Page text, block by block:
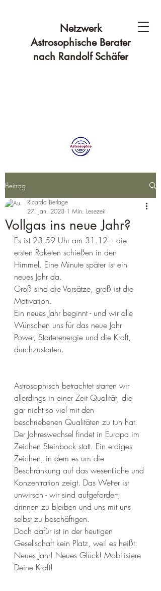
Netzwerk
Astrosophische Berater
nach Randolf Schäfer
Beitrag
Vollgas ins neue Jahr?
Ricarda Berlage
27. Jan. 2023 1 Min. Lesezeit
Es ist 23.59 Uhr am 31.12. - die
ersten Raketen schießen in den
Himmel. Eine Minute später ist ein
neues Jahr da.
Groß sind die Vorsätze, groß ist die
Motivation.
Ein neues Jahr beginnt - und wir alle
Wünschen uns für das neue Jahr
Power, Starterenergie und die Kraft,
durchzustarten.
Astrosophisch betrachtet starten wir
allerdings in einer Zeit Qualität, die
gar nicht so viel mit den
beschriebenen Qualitäten zu tun hat.
Der Jahreswechsel findet in Europa im
Zeichen Steinbock statt. Ein erdiges
Zeichen, in dem es um die
Beschränkung auf das wesentliche und
Konzentration zeigt. Das Wetter ist
unwirsch - wir sind aufgefordert,
drinnen zu bleiben und uns mit uns
selbst zu beschäftigen.
Doch dafür ist in der heutigen
Gesellschaft kein Platz, weil es heißt:
Neues Jahr! Neues Glück! Mobilisiere
Deine Kraft!